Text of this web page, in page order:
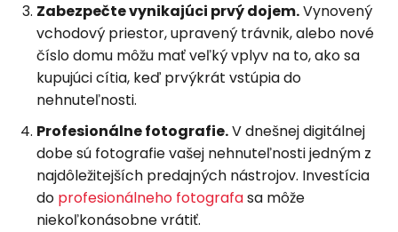
Zabezpečte vynikajúci prvý dojem.Vynovený
vchodový priestor, upravený trávnik, alebo nové
číslo domu môžu mať veľký vplyv na to, ako sa
kupujúci cítia, keď prvýkrát vstúpia do
nehnuteľnosti.
Profesionálne fotografie.V dnešnej digitálnej
dobe sú fotografie vašej nehnuteľnosti jedným z
najdôležitejších predajných nástrojov. Investícia
do profesionálneho fotografasa môže
niekoľkonásobne vrátiť.